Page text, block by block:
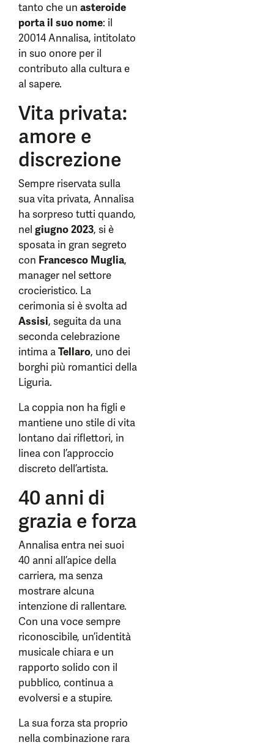
tanto che un asteroide
porta il suo nome: il
20014 Annalisa, intitolato
in suo onore per il
contributo alla cultura e
al sapere.
Vita privata:
amore e
discrezione
Sempre riservata sulla
sua vita privata, Annalisa
ha sorpreso tutti quando,
nel giugno 2023, si è
sposata in gran segreto
con Francesco Muglia,
manager nel settore
crocieristico. La
cerimonia si è svolta ad
Assisi, seguita da una
seconda celebrazione
intima aTellaro, uno dei
borghi più romantici della
Liguria.
La coppia non ha figli e
mantiene uno stile di vita
lontano dai riflettori, in
linea con l’approccio
discreto dell’artista.
40 anni di
grazia e forza
Annalisa entra nei suoi
40 anni all’apice della
carriera, ma senza
mostrare alcuna
intenzione di rallentare.
Con una voce sempre
riconoscibile, un’identità
musicale chiara e un
rapporto solido con il
pubblico, continua a
evolversi e a stupire.
La sua forza sta proprio
nella combinazione rara